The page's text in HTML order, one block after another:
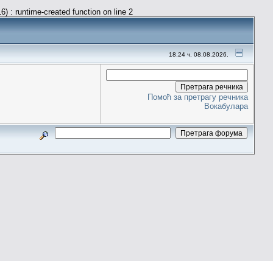
: runtime-created function on line 2
18.24 ч. 08.08.2026.
Помоћ за претрагу речника
Вокабулара